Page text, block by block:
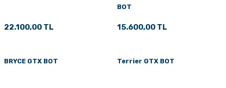
22.100,00 TL
BOT
15.600,00 TL
BRYCE GTX BOT Terrier GTX BOT